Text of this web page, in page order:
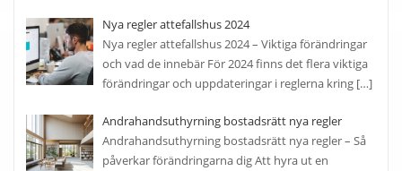
Nya regler attefallshus 2024
Nya regler attefallshus 2024 – Viktiga förändringar
och vad de innebär För 2024 finns det flera viktiga
förändringar och uppdateringar i reglerna kring […]
Andrahandsuthyrning bostadsrätt nya regler
Andrahandsuthyrning bostadsrätt nya regler – Så
påverkar förändringarna dig Att hyra ut en